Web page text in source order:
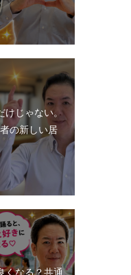
けじゃない。
の新しい居
くなる？共通